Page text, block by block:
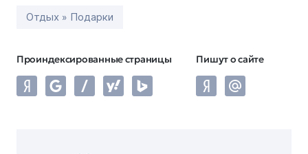
Отдых » Подарки
Проиндексированные страницы Пишут о сайте